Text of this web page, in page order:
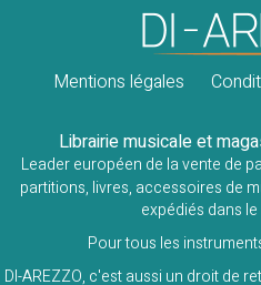
Mentions légales
Librairie musicale et
Leader européen de la vente de
partitions, livres, accessoires de
expédiés dans
Pour tous les
DI-AREZZO, c'est aussi un droit de